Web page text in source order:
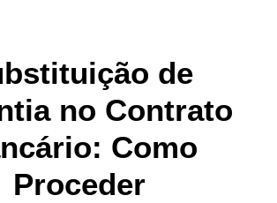
de
no Contrato
Como
Proceder